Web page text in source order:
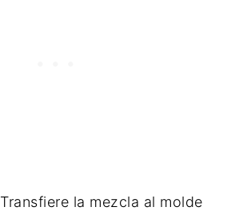
Transfiere la mezcla al molde